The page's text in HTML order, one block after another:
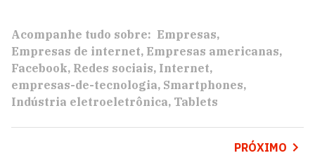
Acompanhe tudo sobre: Empresas
Empresas de internet Empresas americanas
Facebook Redes sociais Internet
empresas-de-tecnologia Smartphones
Indústria eletroeletrônica Tablets
PRÓXIMO